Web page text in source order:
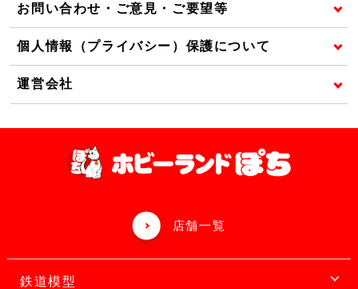
お問い合わせ・ご意見・ご要望等
個人情報（プライバシー）保護について
運営会社
店舗一覧
鉄道模型